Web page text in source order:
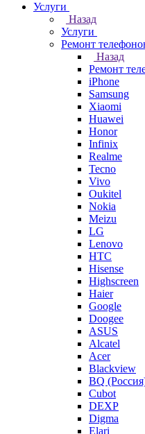
Услуги
Назад
Услуги
Ремонт
Назад
Ремонт
iPhone
Samsung
Xiaomi
Huawei
Honor
Infinix
Realme
Tecno
Vivo
Oukitel
Nokia
Meizu
LG
Lenovo
HTC
Hisense
Highscreen
Haier
Google
Doogee
ASUS
Alcatel
Acer
Blackview
BQ
Cubot
DEXP
Digma
Elari